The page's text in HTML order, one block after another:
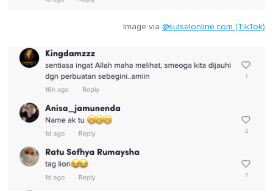
Image via @sulselonline.com (TikTok)